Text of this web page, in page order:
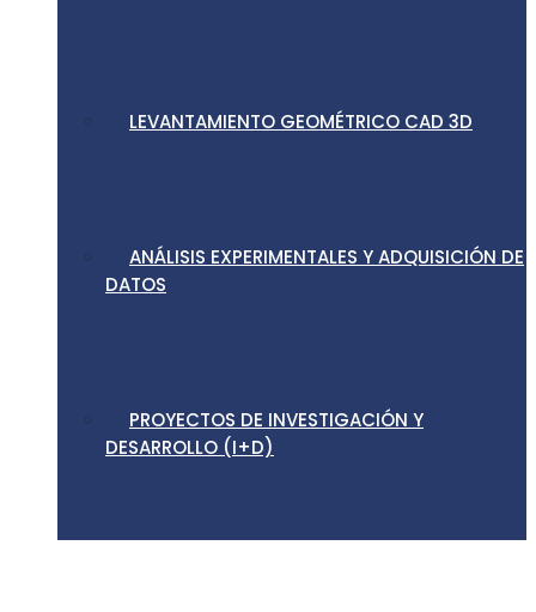
LEVANTAMIENTO GEOMÉTRICO CAD 3D
ANÁLISIS EXPERIMENTALES Y ADQUISICIÓN DE
DATOS
PROYECTOS DE INVESTIGACIÓN Y
DESARROLLO (I+D)